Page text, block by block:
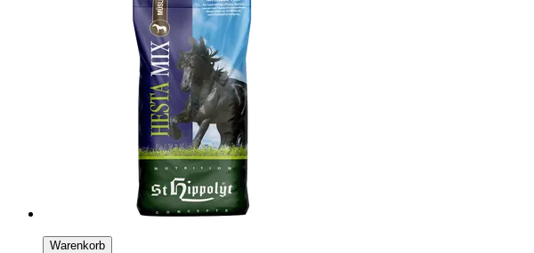
Warenkorb